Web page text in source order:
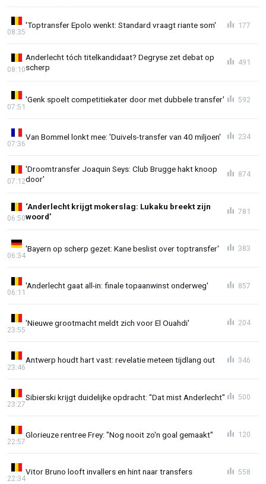
'Toptransfer Epolo wenkt: Standard vraagt riante som'
08:35
177
Anderlecht tóch titelkandidaat? Degryse zet debat op
scherp
08:10
491
'Genk spoelt competitiekater door met dubbele transfer'
07:51
592
Van Bommel lonkt mee: 'Duivels-transfer van 40 miljoen'
07:36
234
'Droomtransfer Joaquin Seys: Club Brugge hakt knoop
door'
07:12
874
‘Anderlecht krijgt mokerslag: Lukaku breekt zijn
woord’
06:50
781
'Bayern op scherp gezet: Kane beslist over toptransfer'
06:34
383
'Anderlecht gaat all-in: finale topaanwinst onderweg'
06:11
857
'Nieuwe grootmacht meldt zich voor El Ouahdi'
23:55
204
Antwerp houdt hart vast: revelatie meteen tijdlang out
23:46
346
Sibierski krijgt duidelijke opdracht: "Dat mist Anderlecht"
23:27
500
Glorieuze rentree Frey: "Nog nooit zo'n goal gemaakt"
22:57
120
Vitor Bruno looft invallers en hint naar transfers
22:34
558